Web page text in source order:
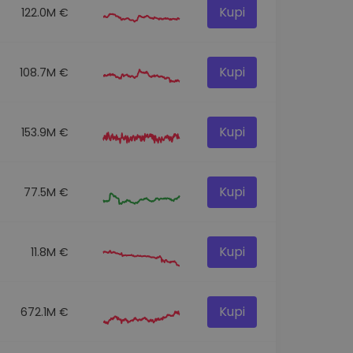
122.0M € Kupi
108.7M € Kupi
153.9M € Kupi
77.5M € Kupi
11.8M € Kupi
672.1M € Kupi